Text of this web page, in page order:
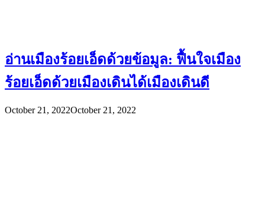
อ่านเมืองร้อยเอ็ดด้วยข้อมูล: ฟื้นใจเมือง
ร้อยเอ็ดด้วยเมืองเดินได้เมืองเดินดี
October 21, 2022October 21, 2022